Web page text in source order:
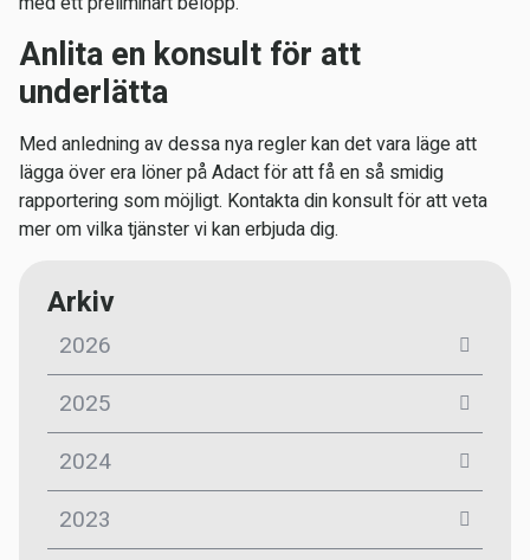
Arkiv
2026
2025
2024
2023
Anlita en konsult för att
underlätta
Med anledning av dessa nya regler kan det vara läge att
lägga över era löner på Adact för att få en så smidig
rapportering som möjligt. Kontakta din konsult för att veta
mer om vilka tjänster vi kan erbjuda dig.